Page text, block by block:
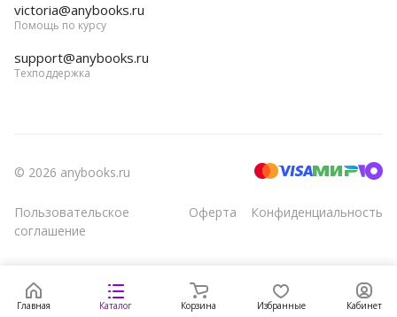
victoria@anybooks.ru
Помощь по курсу
support@anybooks.ru
Техподдержка
© 2026 anybooks.ru
Пользовательское
соглашение
Оферта Конфиденциальность
Главная Каталог Корзина Избранные Кабинет